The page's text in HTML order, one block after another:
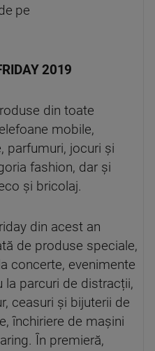
pe
2019
din toate
mobile,
parfumuri, jocuri și
fashion, dar și
și bricolaj.
din acest an
de produse speciale,
concerte, evenimente
la parcuri de distracții,
ceasuri și bijuterii de
închiriere de mașini
În premieră,